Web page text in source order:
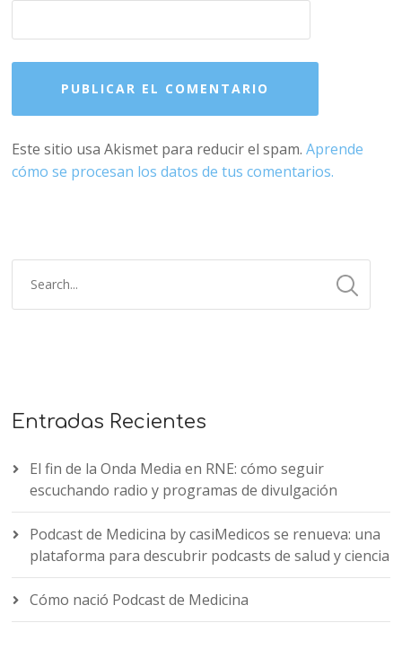
Este sitio usa Akismet para reducir el spam.Aprende
cómo se procesan los datos de tus comentarios.
Entradas Recientes
El fin de la Onda Media en RNE: cómo seguir
escuchando radio y programas de divulgación
Podcast de Medicina by casiMedicos se renueva: una
plataforma para descubrir podcasts de salud y ciencia
Cómo nació Podcast de Medicina